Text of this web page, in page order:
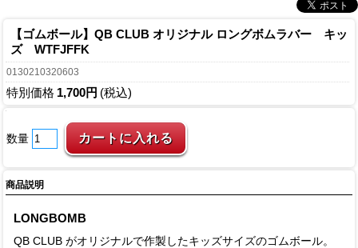
【ゴムボール】QB CLUB オリジナル ロングボムラバー キッ
ズ WTFJFFK
0130210320603
特別価格 1,700円 (税込)
数量
商品説明
LONGBOMB
QB CLUB がオリジナルで作製したキッズサイズのゴムボール。